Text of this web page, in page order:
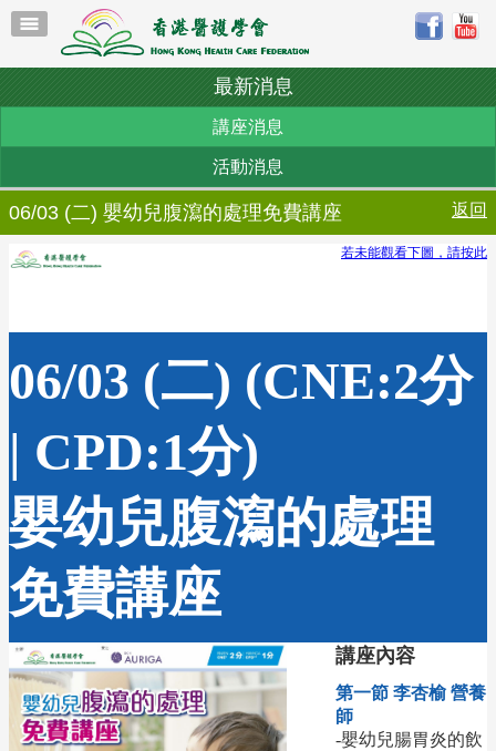
最新消息
講座消息
活動消息
06/03 (二) 嬰幼兒腹瀉的處理免費講座 返回
若未能觀看下圖，請按此
06/03 (二) (CNE:2分
| CPD:1分)
嬰幼兒腹瀉的處理
免費講座
講座內容
第一節 李杏榆 營養
師
-嬰幼兒腸胃炎的飲